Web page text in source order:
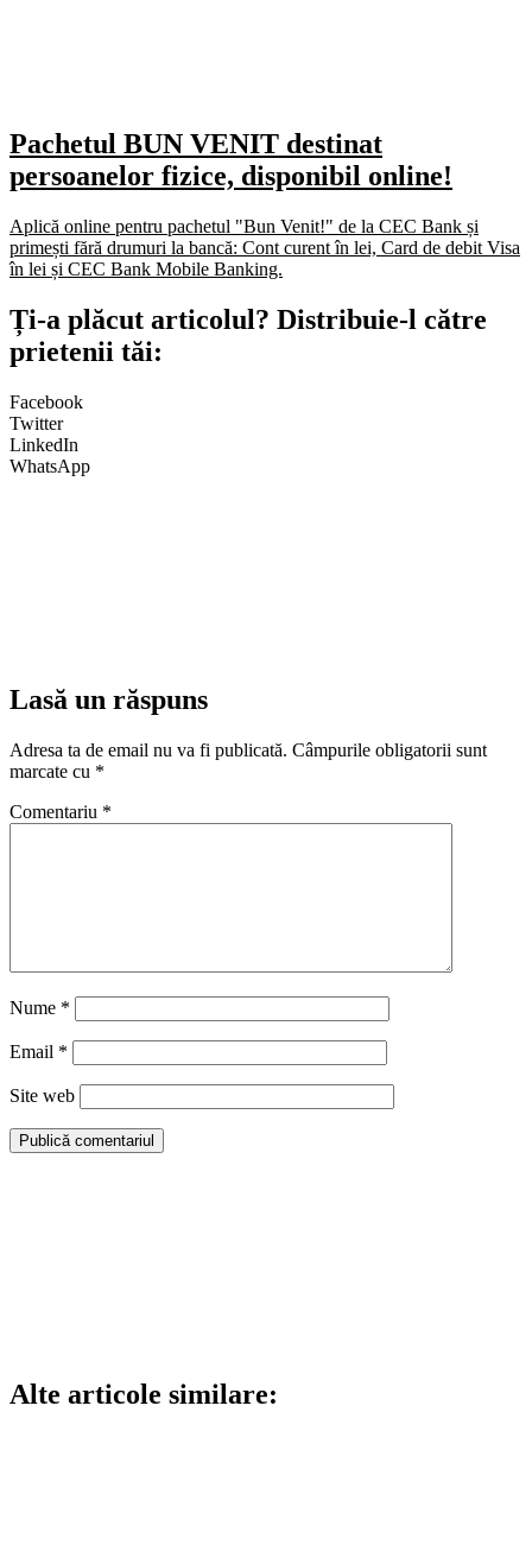
Pachetul BUN VENIT destinat
persoanelor fizice, disponibil online!
Aplică online pentru pachetul "Bun Venit!" de la CEC Bank și
primești fără drumuri la bancă: Cont curent în lei, Card de debit Visa
în lei și CEC Bank Mobile Banking.​
Ți-a plăcut articolul? Distribuie-l către
prietenii tăi:
Facebook
Twitter
LinkedIn
WhatsApp
Lasă un răspuns
Adresa ta de email nu va fi publicată. Câmpurile obligatorii sunt
marcate cu *
Comentariu *
Nume *
Email *
Site web
Alte articole similare: